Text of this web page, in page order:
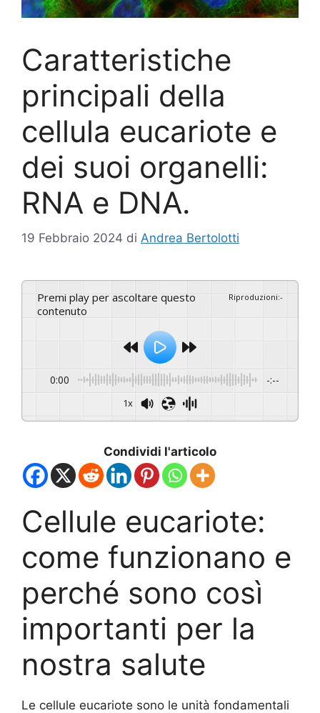
Caratteristiche
principali della
cellula eucariote e
dei suoi organelli:
RNA e DNA.
19 Febbraio 2024 di Andrea Bertolotti
Premi play per ascoltare questo
contenuto
Riproduzioni:-
0:00 -:--
1x
Condividi l'articolo
Cellule eucariote:
come funzionano e
perché sono così
importanti per la
nostra salute
Le cellule eucariote sono le unità fondamentali